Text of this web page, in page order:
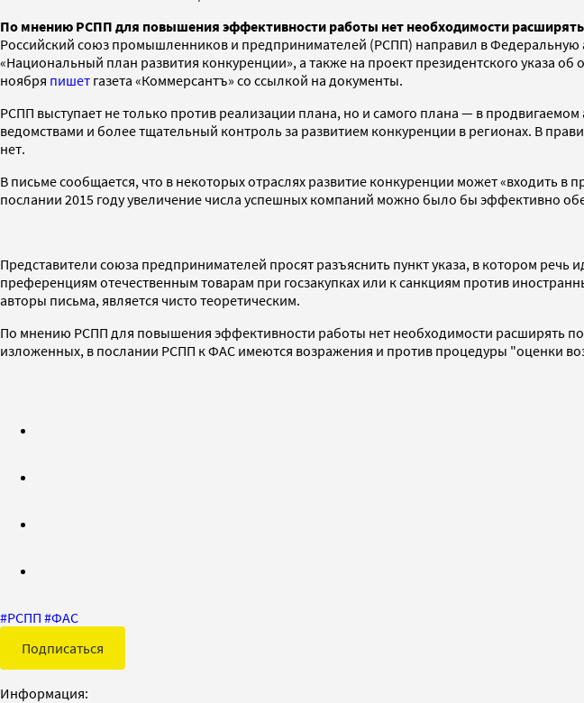
По мнению РСПП для повышения эффективности работы нет необходимости
Российский союз промышленников и предпринимателей (РСПП) направил в
«Национальный план развития конкуренции», а также на проект президентского указа
ноября пишет газета «Коммерсантъ» со ссылкой на документы.
РСПП выступает не только против реализации плана, но и самого плана — в
ведомствами и более тщательный контроль за развитием конкуренции в регионах. В
нет.
В письме сообщается, что в некоторых отраслях развитие конкуренции может «входить
послании 2015 году увеличение числа успешных компаний можно было бы эффективно
Представители союза предпринимателей просят разъяснить пункт указа, в котором речь
преференциям отечественным товарам при госзакупках или к санкциям против
авторы письма, является чисто теоретическим.
По мнению РСПП для повышения эффективности работы нет необходимости расширять
изложенных, в послании РСПП к ФАС имеются возражения и против процедуры "оценки
#РСПП #ФАС
Подписаться
Информация: